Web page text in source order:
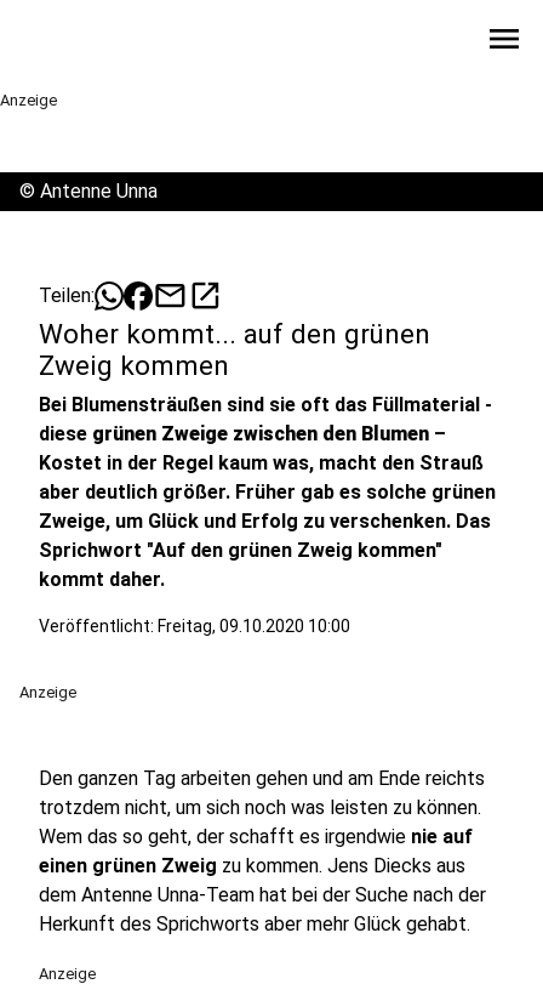
menu
Anzeige
© Antenne Unna
Teilen: mailopen_in_new
Woher kommt... auf den grünen
Zweig kommen
Bei Blumensträußen sind sie oft das Füllmaterial -
diese grünen Zweige zwischen den Blumen –
Kostet in der Regel kaum was, macht den Strauß
aber deutlich größer. Früher gab es solche grünen
Zweige, um Glück und Erfolg zu verschenken. Das
Sprichwort "Auf den grünen Zweig kommen"
kommt daher.
Veröffentlicht: Freitag, 09.10.2020 10:00
Anzeige
Den ganzen Tag arbeiten gehen und am Ende reichts
trotzdem nicht, um sich noch was leisten zu können.
Wem das so geht, der schafft es irgendwie nie auf
einen grünen Zweig zu kommen. Jens Diecks aus
dem Antenne Unna-Team hat bei der Suche nach der
Herkunft des Sprichworts aber mehr Glück gehabt.
Anzeige